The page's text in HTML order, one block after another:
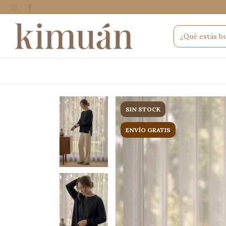
SIN STOCK
ENVÍO GRATIS